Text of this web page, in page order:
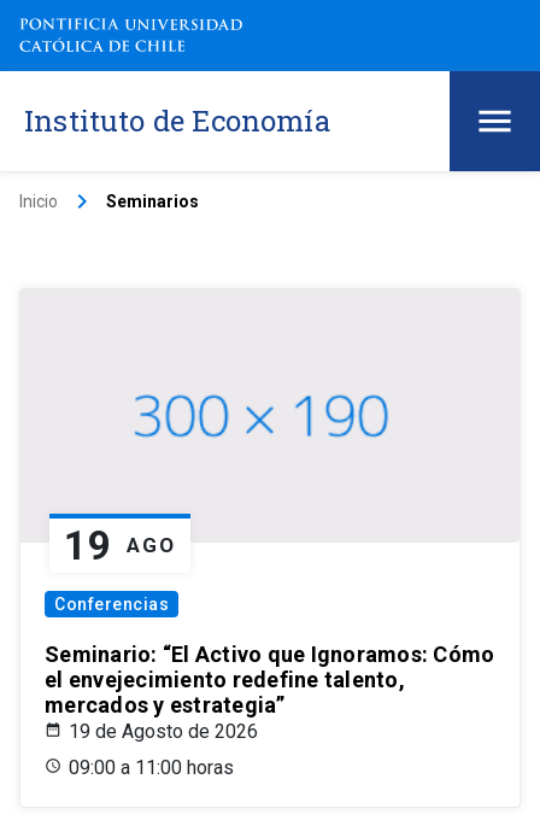
Instituto de Economía
Inicio keyboard_arrow_right Seminarios
19 AGO
Conferencias
Seminario: “El Activo que Ignoramos: Cómo
el envejecimiento redefine talento,
mercados y estrategia”
19 de Agosto de 2026
09:00 a 11:00 horas